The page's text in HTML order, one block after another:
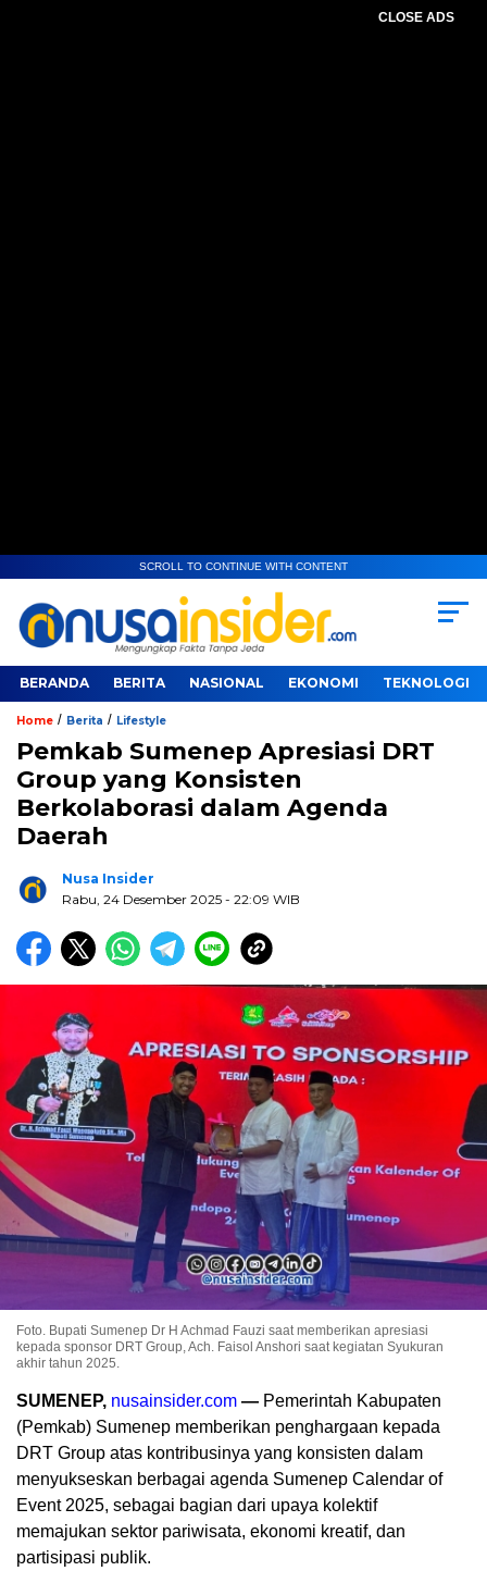
CLOSE ADS
SCROLL TO CONTINUE WITH CONTENT
BERANDA BERITA NASIONAL EKONOMI TEKNOLOGI
Home / Berita / Lifestyle
Pemkab Sumenep Apresiasi DRT
Group yang Konsisten
Berkolaborasi dalam Agenda
Daerah
Nusa Insider
Rabu, 24 Desember 2025 - 22:09 WIB
Foto. Bupati Sumenep Dr H Achmad Fauzi saat memberikan apresiasi
kepada sponsor DRT Group, Ach. Faisol Anshori saat kegiatan Syukuran
akhir tahun 2025.
SUMENEP, nusainsider.com — Pemerintah Kabupaten
(Pemkab) Sumenep memberikan penghargaan kepada
DRT Group atas kontribusinya yang konsisten dalam
menyukseskan berbagai agenda Sumenep Calendar of
Event 2025, sebagai bagian dari upaya kolektif
memajukan sektor pariwisata, ekonomi kreatif, dan
partisipasi publik.